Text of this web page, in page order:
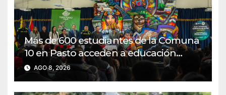
Más de 600 estudiantes de la Comuna
10 en Pasto acceden a educación
superior gratuita con nuevos
programas
AGO 8, 2026